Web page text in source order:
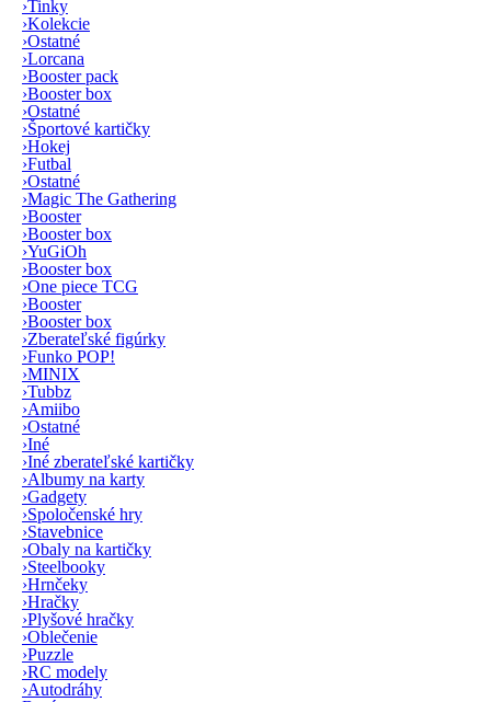
›Tinky
›Kolekcie
›Ostatné
›Lorcana
›Booster pack
›Booster box
›Ostatné
›Športové kartičky
›Hokej
›Futbal
›Ostatné
›Magic The Gathering
›Booster
›Booster box
›YuGiOh
›Booster box
›One piece TCG
›Booster
›Booster box
›Zberateľské figúrky
›Funko POP!
›MINIX
›Tubbz
›Amiibo
›Ostatné
›Iné
›Iné zberateľské kartičky
›Albumy na karty
›Gadgety
›Spoločenské hry
›Stavebnice
›Obaly na kartičky
›Steelbooky
›Hrnčeky
›Hračky
›Plyšové hračky
›Oblečenie
›Puzzle
›RC modely
›Autodráhy